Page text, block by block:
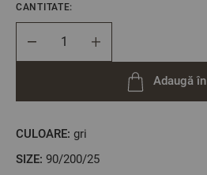
CULOARE: gri
SIZE: 90/200/25
CANTITATE:
Adaugă